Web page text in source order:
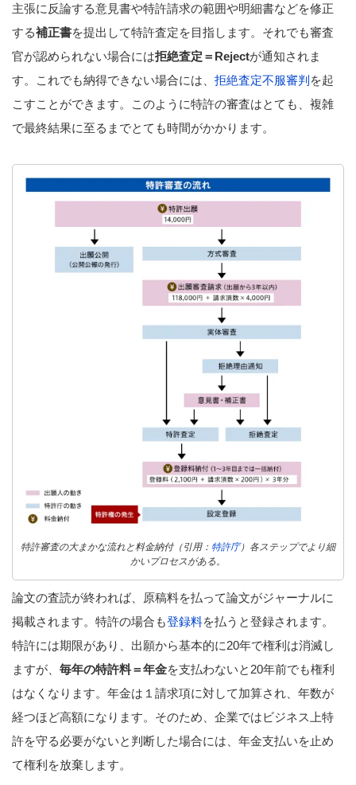
主張に反論する意見書や特許請求の範囲や明細書などを修正
する補正書を提出して特許査定を目指します。それでも審査
官が認められない場合には拒絶査定＝Rejectが通知されま
す。これでも納得できない場合には、 拒絶査定不服審判 を起
こすことができます。このように特許の審査はとても、複雑
で最終結果に至るまでとても時間がかかります。
特許審査の大まかな流れと料金納付（引用： 特許庁）各ステップでより細
かいプロセスがある。
論文の査読が終われば、原稿料を払って論文がジャーナルに
掲載されます。特許の場合も登録料を払うと登録されます。
特許には期限があり、出願から基本的に20年で権利は消滅し
ますが、 毎年の特許料＝年金を支払わないと20年前でも権利
はなくなります。年金は１請求項に対して加算され、年数が
経つほど高額になります。そのため、企業ではビジネス上特
許を守る必要がないと判断した場合には、年金支払いを止め
て権利を放棄します。